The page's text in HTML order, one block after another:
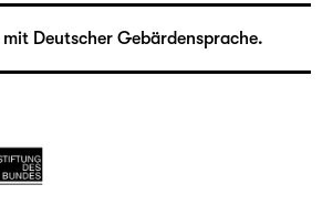
Deutscher Gebärdensprache.